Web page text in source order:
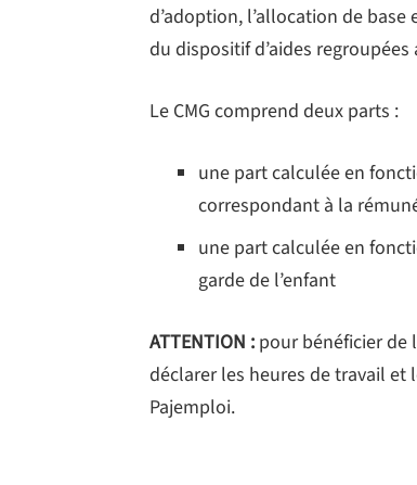
d’adoption, l’allocation de base
du dispositif d’aides regroupées
Le CMG comprend deux parts :
une part calculée en
correspondant à la
une part calculée en
garde de l’enfant
ATTENTION : pour bénéficier de
déclarer les heures de travail et
Pajemploi.